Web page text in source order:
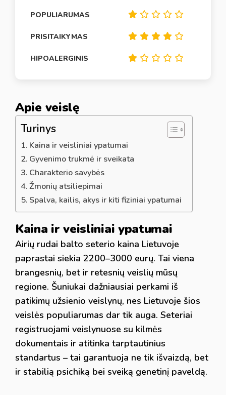
POPULIARUMAS
PRISITAIKYMAS
HIPOALERGINIS
Apie veislę
Turinys
Kaina ir veisliniai ypatumai
Gyvenimo trukmė ir sveikata
Charakterio savybės
Žmonių atsiliepimai
Spalva, kailis, akys ir kiti fiziniai ypatumai
Kaina ir veisliniai ypatumai
Airių rudai balto seterio kaina Lietuvoje
paprastai siekia 2200–3000 eurų. Tai viena
brangesnių, bet ir retesnių veislių mūsų
regione. Šuniukai dažniausiai perkami iš
patikimų užsienio veislynų, nes Lietuvoje šios
veislės populiarumas dar tik auga. Seteriai
registruojami veislynuose su kilmės
dokumentais ir atitinka tarptautinius
standartus – tai garantuoja ne tik išvaizdą, bet
ir stabilią psichiką bei sveiką genetinį paveldą.